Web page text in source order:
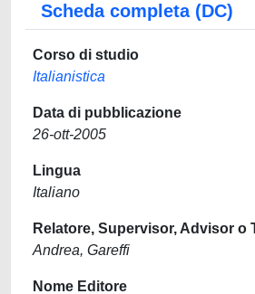
Scheda completa (DC)
Corso di studio
Italianistica
Data di pubblicazione
26-ott-2005
Lingua
Italiano
Relatore, Supervisor, Advisor o
Andrea, Gareffi
Nome Editore